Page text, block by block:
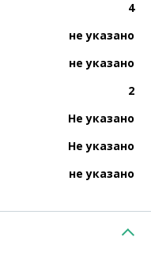
4
не указано
не указано
2
Не указано
Не указано
не указано